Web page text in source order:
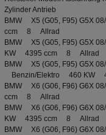
Zylinder Antrieb
BMW X5 (G05, F95)
ccm 8 Allrad
BMW X5 (G05, F95) G5X
KW 4395 ccm 8 Allrad
BMW X5 (G05, F95) G5X
Benzin/Elektro 460 KW
BMW X6 (G06, F96)
ccm 8 Allrad
BMW X6 (G06, F96) G6X
KW 4395 ccm 8 Allrad
BMW X6 (G06, F96) G6X